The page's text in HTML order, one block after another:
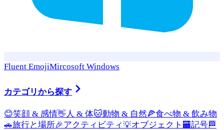
Fluent EmojiMircosoft Windows
カテゴリから探す
😊笑顔 & 感情👋 人 & 体🐱動物 & 自然🍕食べ物 & 飲み物
🚗旅行と場所🎉アクティビティ💡オブジェクト 🏧記号🏁